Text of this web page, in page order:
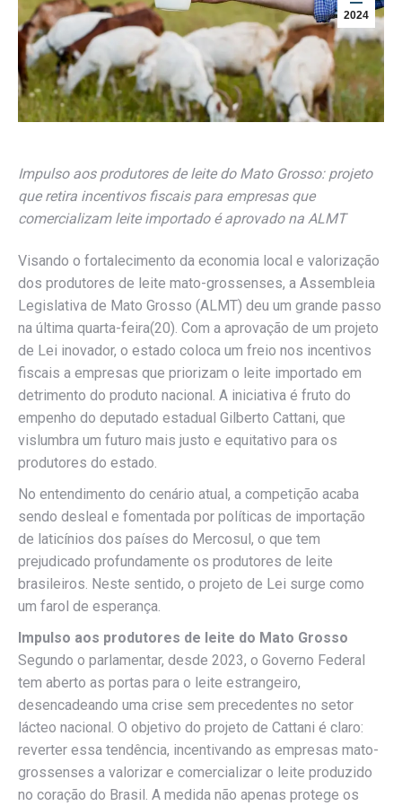
2024
Impulso aos produtores de leite do Mato Grosso: projeto
que retira incentivos fiscais para empresas que
comercializam leite importado é aprovado na ALMT
Visando o fortalecimento da economia local e valorização
dos produtores de leite mato-grossenses, a Assembleia
Legislativa de Mato Grosso (ALMT) deu um grande passo
na última quarta-feira(20). Com a aprovação de um projeto
de Lei inovador, o estado coloca um freio nos incentivos
fiscais a empresas que priorizam o leite importado em
detrimento do produto nacional. A iniciativa é fruto do
empenho do deputado estadual Gilberto Cattani, que
vislumbra um futuro mais justo e equitativo para os
produtores do estado.
No entendimento do cenário atual, a competição acaba
sendo desleal e fomentada por políticas de importação
de laticínios dos países do Mercosul, o que tem
prejudicado profundamente os produtores de leite
brasileiros. Neste sentido, o projeto de Lei surge como
um farol de esperança.
Impulso aos produtores de leite do Mato Grosso
Segundo o parlamentar, desde 2023, o Governo Federal
tem aberto as portas para o leite estrangeiro,
desencadeando uma crise sem precedentes no setor
lácteo nacional. O objetivo do projeto de Cattani é claro:
reverter essa tendência, incentivando as empresas mato-
grossenses a valorizar e comercializar o leite produzido
no coração do Brasil. A medida não apenas protege os